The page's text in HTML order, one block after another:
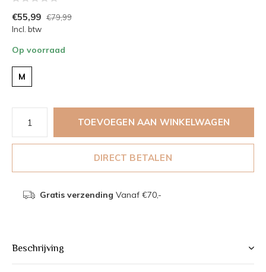
€55,99 €79,99
Incl. btw
Op voorraad
M
TOEVOEGEN AAN WINKELWAGEN
DIRECT BETALEN
Gratis verzending Vanaf €70,-
Beschrijving